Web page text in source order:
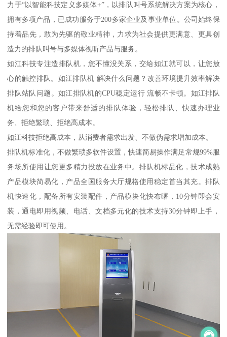
力于“以智能科技定义多媒体+”，以排队叫号系统解决方案为核心，
拥有多项产品，已成功服务于200多家企业及事业单位。公司始终保
持着品先，敢为先驱的敬业精神，力求为社会提供更满意、更具创
造力的排队叫号与多媒体视听产品与服务。
如江科技专注造排队机，您不懂没关系，交给如江就可以，让您放
心的触控排队。如江排队机 解决什么问题？改善环境提升效率解决
排队站队问题。如江排队机的CPU稳定运行 流畅不卡顿。如江排队
机给您和您的客户带来舒适的排队体验，轻松排队、快速办理业
务、拒绝繁琐、拒绝高成本。
如江科技拒绝高成本，从消费者需求出发、不做伪需求增加成本。
排队机标准化，不做繁琐多软件设置，快速简易操作满足常规99%服
务场所使用让您更多精力投放在业务中。排队机标品化，技术成熟
产品模块简易化，产品全国服务大厅规格使用稳定首当其充。排队
机快速化，配备所有安装配件，产品模块化快布曙，10分钟即会安
装，通电即用视频、电话、文档多元化的技术支持30分钟即上手，
无需经验即可使用。